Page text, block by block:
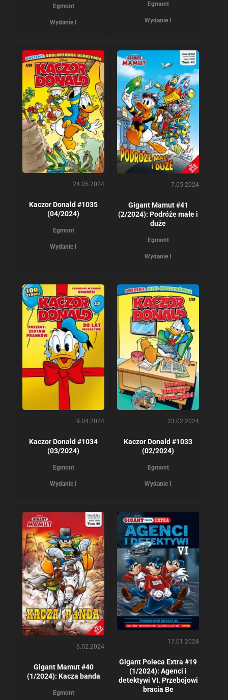
Egmont
Wydanie I
Egmont
Wydanie I
24.05.2024
Kaczor Donald #1035
(04/2024)
Egmont
Wydanie I
7.05.2024
Gigant Mamut #41
(2/2024): Podróże małe i
duże
Egmont
Wydanie I
9.04.2024
Kaczor Donald #1034
(03/2024)
Egmont
Wydanie I
23.02.2024
Kaczor Donald #1033
(02/2024)
Egmont
Wydanie I
6.02.2024
Gigant Mamut #40
(1/2024): Kacza banda
Egmont
17.01.2024
Gigant Poleca Extra #19
(1/2024): Agenci i
detektywi VI. Przebojowi
bracia Be